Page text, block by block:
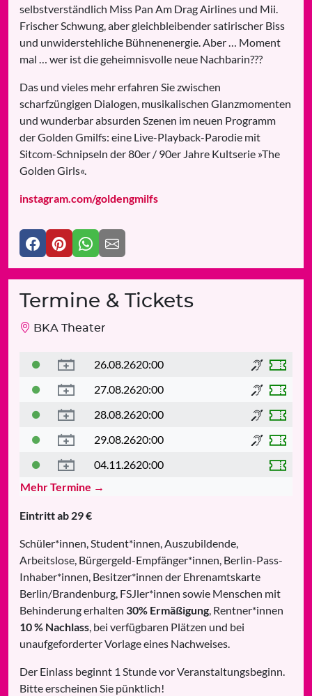
selbstverständlich Miss Pan Am Drag Airlines und Mii.
Frischer Schwung, aber gleichbleibender satirischer Biss
und unwiderstehliche Bühnenenergie. Aber … Moment
mal … wer ist die geheimnisvolle neue Nachbarin???
Das und vieles mehr erfahren Sie zwischen
scharfzüngigen Dialogen, musikalischen Glanzmomenten
und wunderbar absurden Szenen im neuen Programm
der Golden Gmilfs: eine Live-Playback-Parodie mit
Sitcom-Schnipseln der 80er / 90er Jahre Kultserie »The
Golden Girls«.
instagram.com/goldengmilfs
Termine & Tickets
BKA Theater
26.08.2620:00
27.08.2620:00
28.08.2620:00
29.08.2620:00
04.11.2620:00
Mehr Termine →
Eintritt ab 29 €
Schüler*innen, Student*innen, Auszubildende,
Arbeitslose, Bürgergeld-Empfänger*innen, Berlin-Pass-
Inhaber*innen, Besitzer*innen der Ehrenamtskarte
Berlin/Brandenburg, FSJler*innen sowie Menschen mit
Behinderung erhalten 30% Ermäßigung, Rentner*innen
10 % Nachlass, bei verfügbaren Plätzen und bei
unaufgeforderter Vorlage eines Nachweises.
Der Einlass beginnt 1 Stunde vor Veranstaltungsbeginn.
Bitte erscheinen Sie pünktlich!